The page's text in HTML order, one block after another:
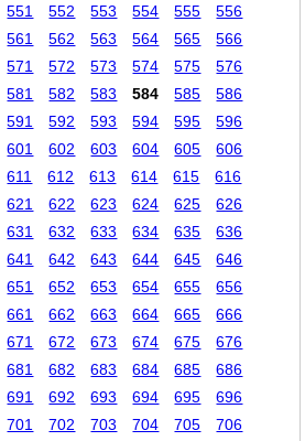
551 552 553 554 555
556
561 562 563 564 565
566
571 572 573 574 575
576
581 582 583 584 585
586
591 592 593 594 595
596
601 602 603 604 605
606
611 612 613 614 615
616
621 622 623 624 625
626
631 632 633 634 635
636
641 642 643 644 645
646
651 652 653 654 655
656
661 662 663 664 665
666
671 672 673 674 675
676
681 682 683 684 685
686
691 692 693 694 695
696
701 702 703 704 705
706